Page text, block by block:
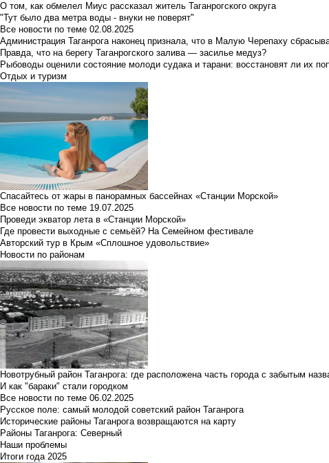
О том, как обмелел Миус рассказал житель Таганрогского округа
"Тут было два метра воды - внуки не поверят"
Все новости по теме 02.08.2025
Администрация Таганрога наконец признала, что в Малую Черепаху
Правда, что на берегу Таганрогского залива — засилье медуз?
Рыбоводы оценили состояние молоди судака и тарани: восстановят ли их
Отдых и туризм
Спасайтесь от жары в панорамных бассейнах «Станции Морской»
Все новости по теме 19.07.2025
Проведи экватор лета в «Станции Морской»
Где провести выходные с семьёй? На Семейном фестивале
Авторский тур в Крым «Сплошное удовольствие»
Новости по районам
Новотрубный район Таганрога: где расположена часть города с забытым
И как "бараки" стали городком
Все новости по теме 06.02.2025
Русское поле: самый молодой советский район Таганрога
Исторические районы Таганрога возвращаются на карту
Районы Таганрога: Северный
Наши проблемы
Итоги года 2025